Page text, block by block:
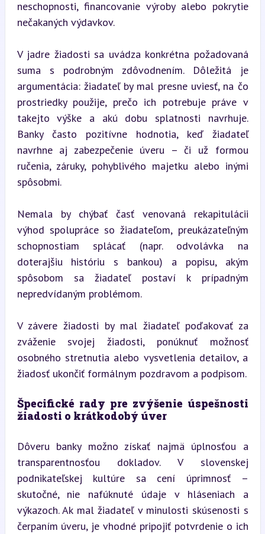
neschopnosti, financovanie výroby alebo pokrytie
nečakaných výdavkov.
V jadre žiadosti sa uvádza konkrétna požadovaná
suma s podrobným zdôvodnením. Dôležitá je
argumentácia: žiadateľ by mal presne uviesť, na čo
prostriedky použije, prečo ich potrebuje práve v
takejto výške a akú dobu splatnosti navrhuje.
Banky často pozitívne hodnotia, keď žiadateľ
navrhne aj zabezpečenie úveru – či už formou
ručenia, záruky, pohyblivého majetku alebo inými
spôsobmi.
Nemala by chýbať časť venovaná rekapitulácii
výhod spolupráce so žiadateľom, preukázateľným
schopnostiam splácať (napr. odvolávka na
doterajšiu históriu s bankou) a popisu, akým
spôsobom sa žiadateľ postaví k prípadným
nepredvídaným problémom.
V závere žiadosti by mal žiadateľ poďakovať za
zváženie svojej žiadosti, ponúknuť možnosť
osobného stretnutia alebo vysvetlenia detailov, a
žiadosť ukončiť formálnym pozdravom a podpisom.
Špecifické rady pre zvýšenie úspešnosti
žiadosti o krátkodobý úver
Dôveru banky možno získať najmä úplnosťou a
transparentnosťou dokladov. V slovenskej
podnikateľskej kultúre sa cení úprimnosť –
skutočné, nie nafúknuté údaje v hláseniach a
výkazoch. Ak mal žiadateľ v minulosti skúsenosti s
čerpaním úveru, je vhodné pripojiť potvrdenie o ich